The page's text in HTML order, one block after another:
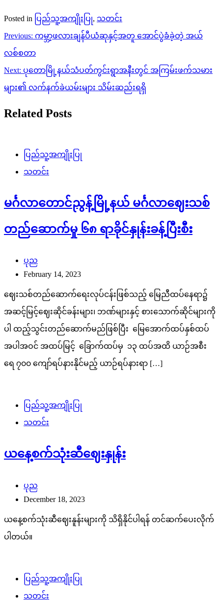
Posted in ပြည်သူ့အကျိုးပြု, သတင်း
Post
navigation
Previous: ကမ္ဘာ့ဖလားချန်ပီယံဆုနှင့်အတူ အောင်ပွဲခံခဲ့တဲ့ အယ်
လစ်စတာ
Next: ပုတောမြို့နယ်သံပတ်ကွင်းရွာအနီးတွင် အကြမ်းဖက်သမား
များ၏ လက်နက်ခဲယမ်းများ သိမ်းဆည်းရရှိ
Related Posts
ပြည်သူ့အကျိုးပြု
သတင်း
မင်္ဂလာတောင်ညွန့်မြို့နယ် မင်္ဂလာဈေးသစ်
တည်ဆောက်မှု ၆၈ ရာခိုင်နှုန်းခန့်ပြီးစီး
ပုည
February 14, 2023
ဈေးသစ်တည်ဆောက်ရေးလုပ်ငန်းဖြစ်သည့် မြေညီထပ်နေရာ၌
အဆင့်မြင့်ဈေးဆိုင်ခန်းများ၊ ဘဏ်များနှင့် စားသောက်ဆိုင်များကို
ပါ ထည့်သွင်းတည်ဆောက်မည်ဖြစ်ပြီး မြေအောက်ထပ်နှစ်ထပ်
အပါအဝင် အထပ်မြင့် ခြောက်ထပ်မှ ၁၃ ထပ်အထိ ယာဉ်အစီး
ရေ ၇၀၀ ကျော်ရပ်နားနိုင်မည့် ယာဉ်ရပ်နားရာ […]
ပြည်သူ့အကျိုးပြု
သတင်း
ယနေ့စက်သုံးဆီဈေးနှုန်း
ပုည
December 18, 2023
ယနေ့စက်သုံးဆီဈေးနူန်းများကို သိရှိနိုင်ပါရန် တင်ဆက်ပေးလိုက်
ပါတယ်။
ပြည်သူ့အကျိုးပြု
သတင်း